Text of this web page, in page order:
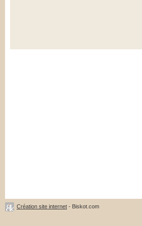
Création site internet - Biskot.com